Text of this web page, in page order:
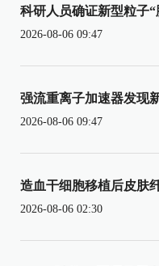
科研人员确证新型粒子
2026-08-06 09:47
强流重离子加速器发现
2026-08-06 09:47
造血干细胞移植后皮肤
2026-08-06 02:30